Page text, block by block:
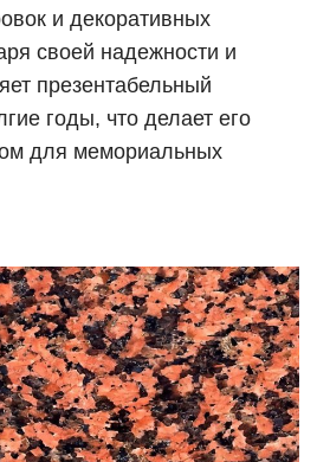
и декоративных
своей надежности и
презентабельный
годы, что делает его
для мемориальных